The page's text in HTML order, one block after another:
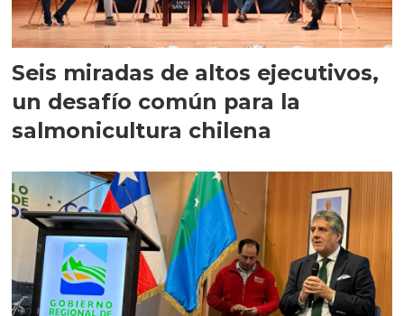
Seis miradas de altos ejecutivos,
un desafío común para la
salmonicultura chilena